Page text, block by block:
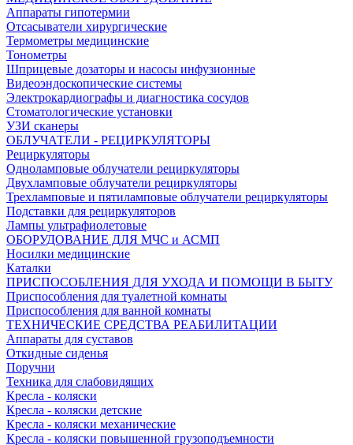
Аппараты гипотермии
Отсасыватели хирургические
Термометры медицинские
Тонометры
Шприцевые дозаторы и насосы инфузионные
Видеоэндоскопические системы
Электрокардиографы и диагностика сосудов
Стоматологические установки
УЗИ сканеры
ОБЛУЧАТЕЛИ - РЕЦИРКУЛЯТОРЫ
Рециркуляторы
Одноламповые облучатели рециркуляторы
Двухламповые облучатели рециркуляторы
Трехламповые и пятиламповые облучатели рециркуляторы
Подставки для рециркуляторов
Лампы ультрафиолетовые
ОБОРУДОВАНИЕ ДЛЯ МЧС и АСМП
Носилки медицинские
Каталки
ПРИСПОСОБЛЕНИЯ ДЛЯ УХОДА И ПОМОЩИ В БЫТУ
Приспособления для туалетной комнаты
Приспособления для ванной комнаты
ТЕХНИЧЕСКИЕ СРЕДСТВА РЕАБИЛИТАЦИИ
Аппараты для суставов
Откидные сиденья
Поручни
Техника для слабовидящих
Кресла - коляски
Кресла - коляски детские
Кресла - коляски механические
Кресла - коляски повышенной грузоподъемности